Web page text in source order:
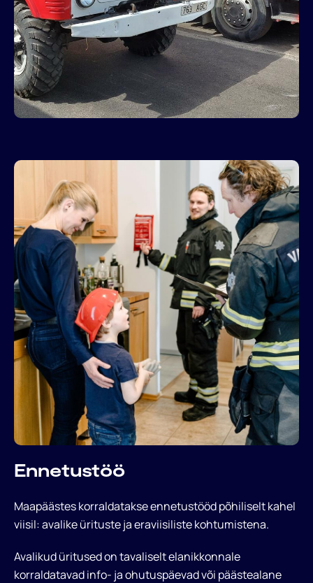
Ennetustöö
Maapäästes korraldatakse ennetustööd põhiliselt kahel
viisil: avalike ürituste ja eraviisiliste kohtumistena.
Avalikud üritused on tavaliselt elanikkonnale
korraldatavad info- ja ohutuspäevad või päästealane